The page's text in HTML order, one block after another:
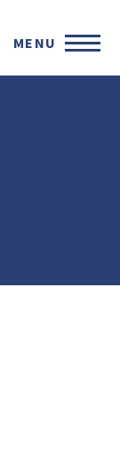
MENU